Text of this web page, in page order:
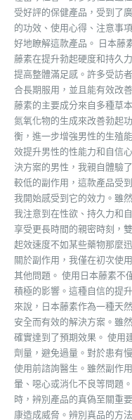
受好評的保健產品，受到了
的功效、使用心得、注意事
好地瞭解這款產品。 日本藤
藤素在提升勃起硬度和持久
提高整體滿足感。許多受訪
合長期服用，並且能有效改
藤素的主要成分來自多種草
氮氧化物的生成來改善勃起
衡，進一步增強男性的生殖
效提升男性的性能力和自信
決方案的男性，我親自體驗
較低的副作用，這款產品受
我開始感受到它的效力。雖
我注意到在性欲、持久力和
享受更長時間的親密時刻，
起效速度不如某些藥物那麼
關於副作用，我僅在初次使
其他問題。 使用日本藤素不
積極的影響。這種自信的提
來說，日本藤素作為一種天
安全而有效的解決方案。雖
確實達到了預期效果。 使用
劑量，避免過量。對於患有
使用前諮詢醫生。雖然副作
暈、噁心或消化不良等問題
時，辨別產品的真偽至關重
康造成威脅。辨別真品的方